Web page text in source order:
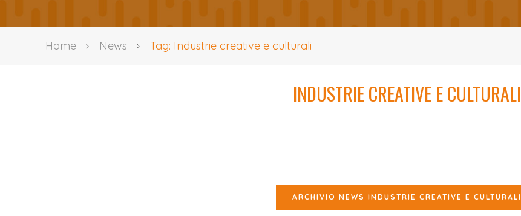
Home News Tag: Industrie creative e culturali
INDUSTRIE CREATIVE E CULTURALI
ARCHIVIO NEWS INDUSTRIE CREATIVE E CULTURALI